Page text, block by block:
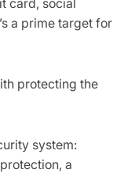
a prime target for
protecting the
system:
a